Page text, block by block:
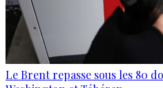
Le Brent repasse sous les 80